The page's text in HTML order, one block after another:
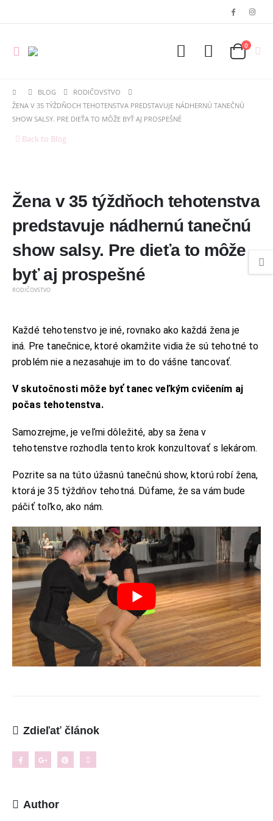
0
BLOG
RODIČOVSTVO
ŽENA V 35 TÝŽDŇOCH TEHOTENSTVA PREDSTAVUJE NÁDHERNÚ TANEČNÚ
SHOW SALSY. PRE DIEŤA TO MÔŽE BYŤ AJ PROSPEŠNÉ
Back to Blog
Žena v 35 týždňoch tehotenstva
predstavuje nádhernú tanečnú
show salsy. Pre dieťa to môže
byť aj prospešné
RODIČOVSTVO
Každé tehotenstvo je iné, rovnako ako každá žena je
iná. Pre tanečnice, ktoré okamžite vidia že sú tehotné to
problém nie a nezasahuje im to do vášne tancovať.
V skutočnosti môže byť tanec veľkým cvičením aj
počas tehotenstva.
Samozrejme, je veľmi dôležité, aby sa žena v
tehotenstve rozhodla tento krok konzultovať s lekárom.
Pozrite sa na túto úžasnú tanečnú show, ktorú robí žena,
ktorá je 35 týždňov tehotná. Dúfame, že sa vám bude
páčiť toľko, ako nám.
Zdieľať článok
Author
KONTAKT
ADRESA:
Jantárová 30, Košice
TELEFÓN:
+421 901 762 147
EMAIL:
ahoj@lalala.sk
SME DOSTUPNÍ:
O Lalala